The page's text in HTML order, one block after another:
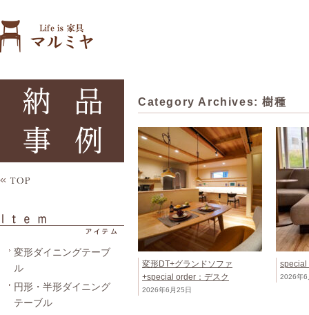
変形ダイニングテーブ
ル
円形・半形ダイニング
テーブル
Category Archives:樹種
変形DT+グランドソファ
+special order：デスク
2026年6月25日
special
2026年6